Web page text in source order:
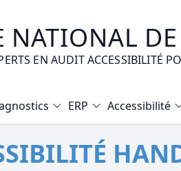
NATIONAL
EN AUDIT ACCESSIBILITÉ
Electrique
Certificat
ERP Accessibilité